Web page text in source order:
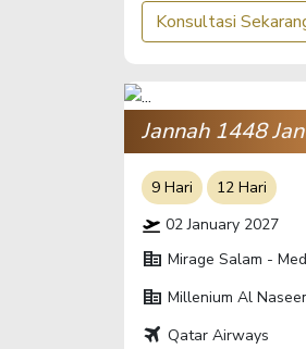
Konsultasi
Jannah 1448 Jan
9 Hari
12 Hari
02 January 2027
corporate_fare Mirage Salam -
corporate_fare Millenium Al
travel Qatar Airways